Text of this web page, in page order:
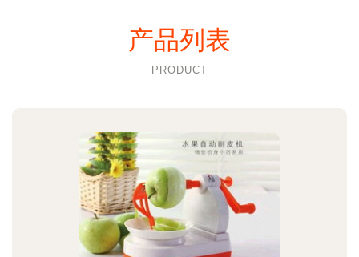
产品列表
PRODUCT